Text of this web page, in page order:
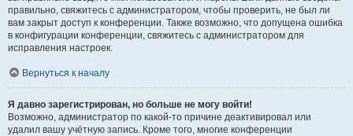
правильно, свяжитесь с администратором, чтобы проверить, не был ли
вам закрыт доступ к конференции. Также возможно, что допущена ошибка
в конфигурации конференции, свяжитесь с администратором для
исправления настроек.
Вернуться к началу
Я давно зарегистрирован, но больше не могу войти!
Возможно, администратор по какой-то причине деактивировал или
удалил вашу учётную запись. Кроме того, многие конференции